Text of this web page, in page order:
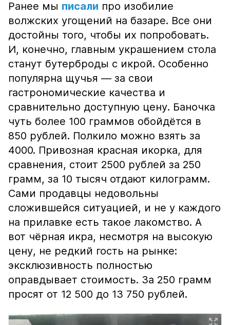
Ранее мы писали про изобилие
волжских угощений на базаре. Все они
достойны того, чтобы их попробовать.
И, конечно, главным украшением стола
станут бутерброды с икрой. Особенно
популярна щучья — за свои
гастрономические качества и
сравнительно доступную цену. Баночка
чуть более 100 граммов обойдётся в
850 рублей. Полкило можно взять за
4000. Привозная красная икорка, для
сравнения, стоит 2500 рублей за 250
грамм, за 10 тысяч отдают килограмм.
Сами продавцы недовольны
сложившейся ситуацией, и не у каждого
на прилавке есть такое лакомство. А
вот чёрная икра, несмотря на высокую
цену, не редкий гость на рынке:
эксклюзивность полностью
оправдывает стоимость. За 250 грамм
просят от 12 500 до 13 750 рублей.